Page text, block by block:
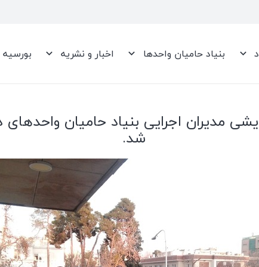
بنیاد حامیان واحدها اخبار و نشریه بورسیه
مدیران اجرایی بنیاد حامیان واحدهای
شد.